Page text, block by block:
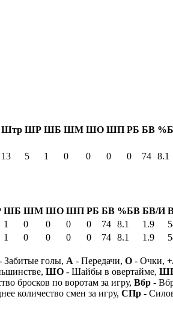
Штр ШР ШБ ШМ ШО ШП РБ БВ
13 5 1 0 0 0 0 74 8.1
ШБ ШМ ШО ШП РБ БВ %БВ БВ/И
1 0 0 0 0 74 8.1 1.9
1 0 0 0 0 74 8.1 1.9
Забитые голы, А - Передачи, О - Очки,
ШО - Шайбы в овертайме,
бросков по воротам за игру, Вбр -
количество смен за игру, СПр -